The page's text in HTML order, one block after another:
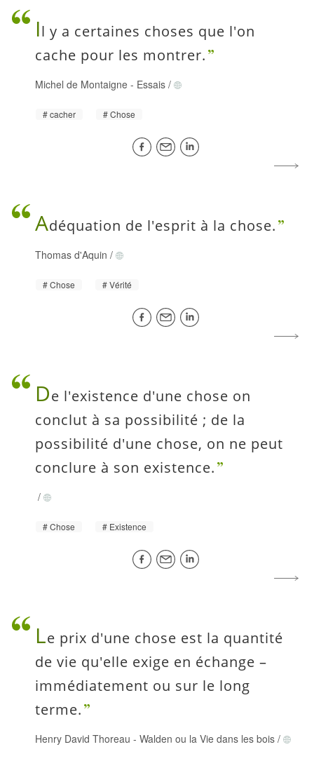
Il y a certaines choses que l'on
cache pour les montrer.
Michel de Montaigne - Essais /
cacher Chose
Adéquation de l'esprit à la chose.
Thomas d'Aquin /
Chose Vérité
De l'existence d'une chose on
conclut à sa possibilité ; de la
possibilité d'une chose, on ne peut
conclure à son existence.
/
Chose Existence
Le prix d'une chose est la quantité
de vie qu'elle exige en échange –
immédiatement ou sur le long
terme.
Henry David Thoreau - Walden ou la Vie dans les bois /